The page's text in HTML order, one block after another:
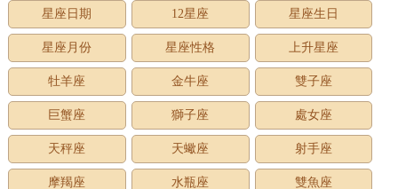
星座日期 12星座 星座生日
星座月份 星座性格 上升星座
牡羊座 金牛座 雙子座
巨蟹座 獅子座 處女座
天秤座 天蠍座 射手座
摩羯座 水瓶座 雙魚座